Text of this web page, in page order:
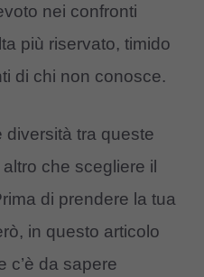
nei confronti
più riservato, timido
di chi non conosce.
diversità tra queste
che scegliere il
di prendere la tua
in questo articolo
c’è da sapere